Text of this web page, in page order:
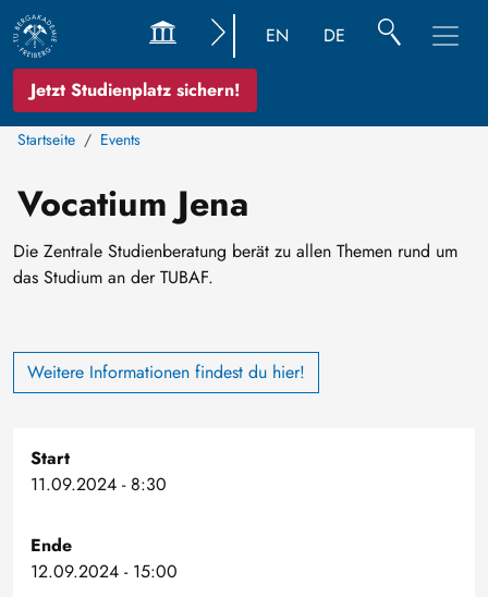
Jetzt Studienplatz sichern!
EN DE
Startseite Events
Vocatium Jena
Die Zentrale Studienberatung berät zu allen Themen rund um
das Studium an der TUBAF.
Weitere Informationen findest du hier!
Start
11.09.2024 - 8:30
Ende
12.09.2024 - 15:00